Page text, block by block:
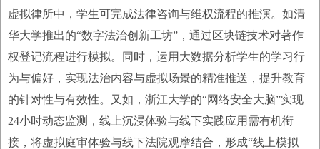
虚拟律所中，学生可完成法律咨询与维权流程的推演。如清
华大学推出的“数字法治创新工坊”，通过区块链技术对著作
权登记流程进行模拟。同时，运用大数据分析学生的学习行
为与偏好，实现法治内容与虚拟场景的精准推送，提升教育
的针对性与有效性。又如，浙江大学的“网络安全大脑”实现
24小时动态监测，线上沉浸体验与线下实践应用需有机衔
接，将虚拟庭审体验与线下法院观摩结合，形成“线上模拟